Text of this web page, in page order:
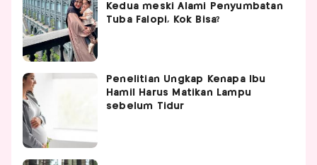
Kedua meski Alami Penyumbatan
Tuba Falopi, Kok Bisa?
Penelitian Ungkap Kenapa Ibu
Hamil Harus Matikan Lampu
sebelum Tidur